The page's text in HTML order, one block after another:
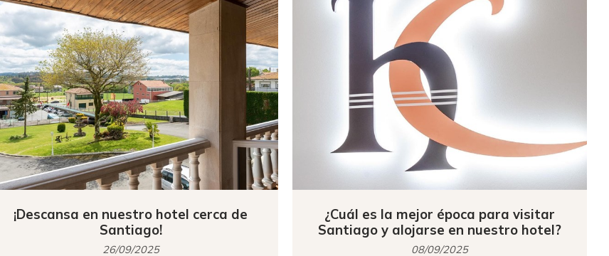
¡Descansa en nuestro hotel cerca de
Santiago!
26/09/2025
¿Cuál es la mejor época para visitar
Santiago y alojarse en nuestro hotel?
08/09/2025